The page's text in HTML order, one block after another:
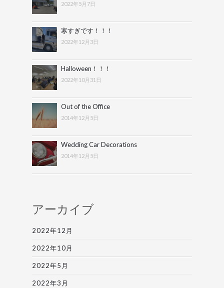
2022年5月7日
寒すぎです！！！
2022年12月3日
Halloween！！！
2022年10月31日
Out of the Office
2014年12月5日
Wedding Car Decorations
2014年12月5日
アーカイブ
2022年12月
2022年10月
2022年5月
2022年3月